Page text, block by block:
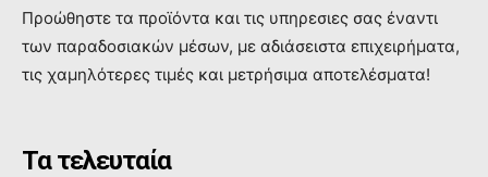
Προώθηστε τα προϊόντα και τις υπηρεσιες σας έναντι
των παραδοσιακών μέσων, με αδιάσειστα επιχειρήματα,
τις χαμηλότερες τιμές και μετρήσιμα αποτελέσματα!
Τα τελευταία